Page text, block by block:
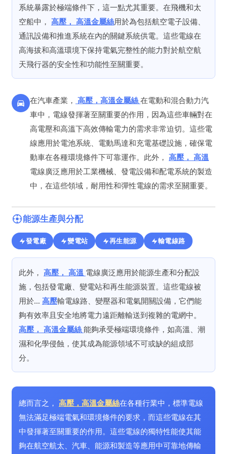
系統暴露於極端條件下，這一點尤其重要。在飛機和太
空船中， 高壓， 高溫金屬絲用於為包括航空電子設備、
通訊設備和推進系統在內的關鍵系統供電。這些電線在
高海拔和高溫環境下保持電氣完整性的能力對於航空航
天飛行器的安全性和功能性至關重要。
在汽車產業， 高壓， 高溫金屬絲 在電動和混合動力汽
車中，電線發揮著至關重要的作用，因為這些車輛對在
高電壓和高溫下高效傳輸電力的需求非常迫切。這些電
線應用於電池系統、電動馬達和充電基礎設施，確保電
動車在各種環境條件下可靠運作。此外， 高壓， 高溫
電線廣泛應用於工業機械、發電設備和配電系統的製造
中，在這些領域，耐用性和彈性電線的需求至關重要。
能源生產與分配
發電廠 變電站 再生能源 輸電線路
此外， 高壓， 高溫 電線廣泛應用於能源生產和分配設
施，包括發電廠、變電站和再生能源裝置。這些電線被
用於… 高壓輸電線路、變壓器和電氣開關設備，它們能
夠有效率且安全地將電力遠距離輸送到複雜的電網中。
高壓， 高溫金屬絲 能夠承受極端環境條件，如高溫、潮
濕和化學侵蝕，使其成為能源領域不可或缺的組成部
分。
總而言之， 高壓， 高溫金屬絲在各種行業中，標準電線
無法滿足極端電氣和環境條件的要求，而這些電線在其
中發揮著至關重要的作用。這些電線的獨特性能使其能
夠在航空航太、汽車、能源和製造等應用中可靠地傳輸